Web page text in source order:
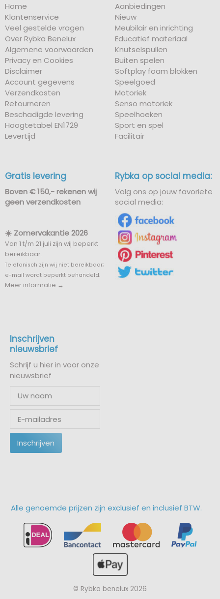
Aanbiedingen
Nieuw
Meubilair en inrichting
Educatief materiaal
Knutselspullen
Buiten spelen
Softplay foam blokken
Speelgoed
Motoriek
Senso motoriek
Speelhoeken
Sport en spel
Facilitair
Home
Klantenservice
Veel gestelde vragen
Over Rybka Benelux
Algemene voorwaarden
Privacy en Cookies
Disclaimer
Account gegevens
Verzendkosten
Retourneren
Beschadigde levering
Hoogtetabel EN1729
Levertijd
Gratis levering
Boven € 150,- rekenen wij
geen verzendkosten
☀️ Zomervakantie 2026
Van 1 t/m 21 juli zijn wij beperkt
bereikbaar.
Telefonisch zijn wij niet bereikbaar;
e-mail wordt beperkt behandeld.
Meer informatie →
Rybka op social media:
Volg ons op jouw favoriete
social media:
Inschrijven
nieuwsbrief
Schrijf u hier in voor onze
nieuwsbrief
Inschrijven
Alle genoemde prijzen zijn exclusief en inclusief BTW.
© Rybka benelux 2026